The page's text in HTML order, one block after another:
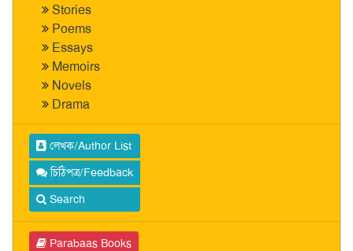
Stories
Poems
Essays
Memoirs
Novels
Drama
লেখক/Author List
চিঠিপত্র/Feedback
Search
Parabaas Books